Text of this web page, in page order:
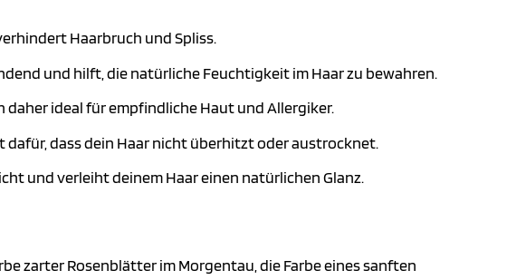
Haarbruch und Spliss.
und hilft, die natürliche Feuchtigkeit im Haar zu bewahren.
ideal für empfindliche Haut und Allergiker.
dass dein Haar nicht überhitzt oder austrocknet.
und verleiht deinem Haar einen natürlichen Glanz.
zarter Rosenblätter im Morgentau, die Farbe eines sanften